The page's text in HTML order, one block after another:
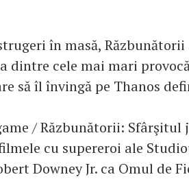
în masă,
dintre cele mai mari
să îl învingă pe Thanos
/ Răzbunătorii:
cu supereroi ale
Downey Jr. ca Omul de